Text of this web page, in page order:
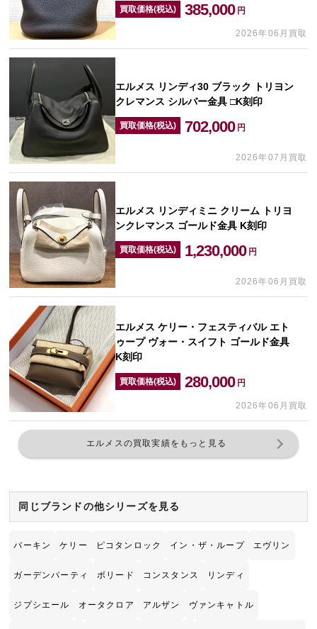
買取価格(税込) 385,000 円
2026年06月買取
エルメス リンディ30 ブラック トリヨン
クレマンス シルバー金具 □K刻印
買取価格(税込) 702,000 円
2026年07月買取
エルメス リンディミニ クリーム トリヨ
ンクレマンス ゴールド金具 K刻印
買取価格(税込) 1,230,000 円
2026年06月買取
エルメス ケリー・フェスティバル エト
ゥープ ヴォー・スイフト ゴールド金具
K刻印
買取価格(税込) 280,000 円
2026年06月買取
エルメスの買取実績をもっと見る
同じブランドの他シリーズを見る
バーキン ケリー ピコタンロック イン・ザ・ループ エヴリン
ガーデンパーティ ボリード コンスタンス リンディ
ジプシエール オータクロア アルザン ヴァンキャトル